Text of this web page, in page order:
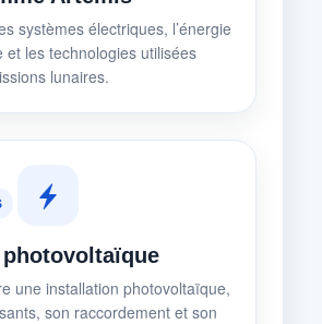
systèmes électriques, l’énergie
et les technologies utilisées
lunaires.
une installation photovoltaïque,
son raccordement et son